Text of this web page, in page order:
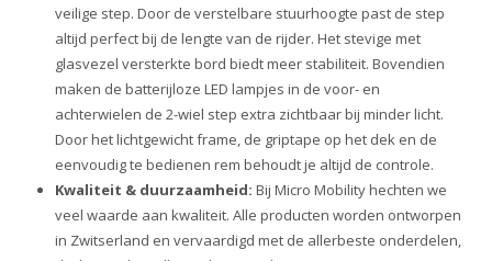
veilige step. Door de verstelbare stuurhoogte past de step
altijd perfect bij de lengte van de rijder. Het stevige met
glasvezel versterkte bord biedt meer stabiliteit. Bovendien
maken de batterijloze LED lampjes in de voor- en
achterwielen de 2-wiel step extra zichtbaar bij minder licht.
Door het lichtgewicht frame, de griptape op het dek en de
eenvoudig te bedienen rem behoudt je altijd de controle.
Kwaliteit & duurzaamheid: Bij Micro Mobility hechten we
veel waarde aan kwaliteit. Alle producten worden ontworpen
in Zwitserland en vervaardigd met de allerbeste onderdelen,